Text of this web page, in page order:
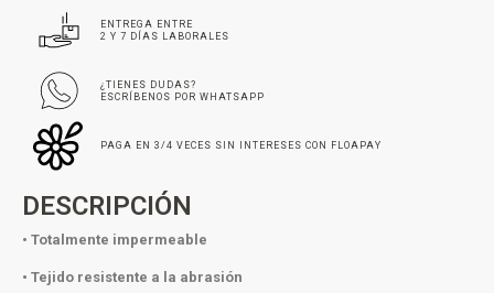
ENTREGA ENTRE
2 Y 7 DÍAS LABORALES
¿TIENES DUDAS?
ESCRÍBENOS POR WHATSAPP
PAGA EN 3/4 VECES SIN INTERESES CON FLOAPAY
DESCRIPCIÓN
• Totalmente impermeable
• Tejido resistente a la abrasión